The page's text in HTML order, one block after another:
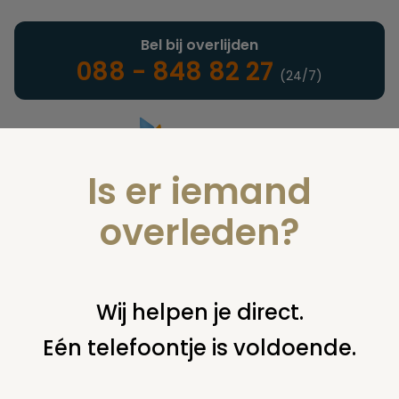
Landelijke uitvaartonderneming
Bel bij overlijden
088 - 848 82 27 (24/7)
U bent hier: home juridisch begraven opgraven en
vraag over vraag 8999
Is er iemand
overleden?
Wij helpen je direct.
Eén telefoontje is voldoende.